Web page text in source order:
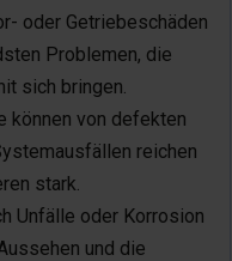
oder Getriebeschäden
Problemen, die
sich bringen.
können von defekten
reichen
stark.
Unfälle oder Korrosion
und die